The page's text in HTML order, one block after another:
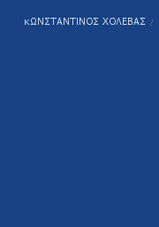
KΩΝΣΤΑΝΤΊΝΟΣ ΧΟΛΈΒΑΣ